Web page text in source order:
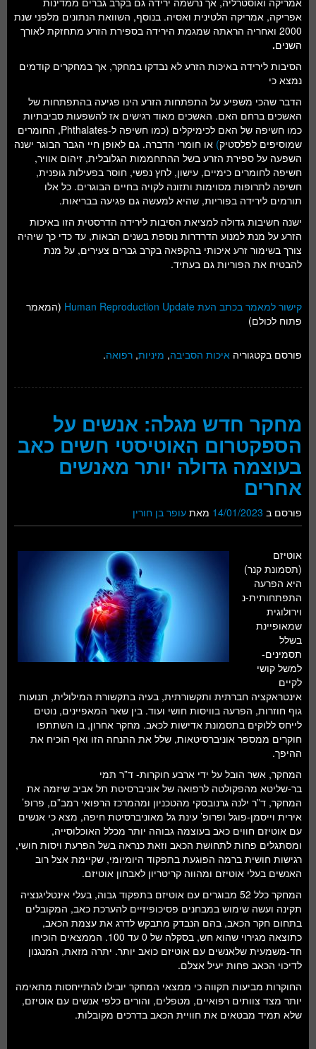
אפריקה, אמריקה הלטינית ואסיה. בנוסף, השוואת הנתונים מלפני שנת
2000 ואחריה הראתה שמגמת הירידה בספירת הזרע מתחזקת לאורך
השנים.
הסיבות לירידה באיכות הזרע לא נבדקו במחקר, אך במחקרים קודמים
נמצא כי
הדבר שהכי משפיע על התפתחות הזרע הינו פגיעה בהתפתחות של
האשכים ברחם האם. האשכים מאוד רגישים אז להשפעות סביבתיות
כמו חשיפה של האם לכימיקלים (כמו חשיפה ל-Phthalates, החומרים
שמוסיפים לפלסטיק) או חומרי הדברה. גם לאופן חיי הגבר הבוגר ישנה
השפעה על ספירת הזרע בשל ההתחממות הגלובלית, זיהום אוויר,
חשיפה לחומרים כימיים, עישון, לחץ נפשי, חוסר בפעילות גופנית,
חשיפה לתרופות מסוימות ותזונה לקויה בחיים הבוגרים. כל אלו
תורמים לירידה בפוריות, שהיא למעשה גם פגיעה בבריאות.
ישנה חשיבות גדולה למציאת הסיבות לירידה הדרסטית הזו באיכות
הזרע על מנת למנוע הדרדרות נוספת בשנים הבאות, עד כדי כך שיהיה
צורך בשימור זרע איכותי בהקפאה בקרב גברים צעירים, על מנת
להבטיח את הפוריות גם בעתיד.
קישור למאמר בכתב העת Human Reproduction Update
(המאמר
פתוח לכולם)
פורסם בקטגוריה איכות הסביבה, מיניות, רפואה.
מחקר חדש מגלה: אנשים על
הספקטרום האוטיסטי חשים כאב
בעוצמה גדולה יותר מאנשים
אחרים
פורסם ב 14/01/2023 מאת עופר בן חורין
אוטיזם
(תסמונת קנר)
היא הפרעה
התפתחותית-נ
וירולוגית
שמאופיינת
בשלל
תסמינים-
למשל קושי
לקיים
אינטראקציה חברתית ותקשורתית, בעיה בתקשורת המילולית, תנועות
גוף חוזרות, הפרעה בוויסות חושי ועוד. בין שאר המאפיינים, נוטים
לייחס ללוקים בתסמונת אדישות לכאב. מחקר אחרון, בו השתתפו
חוקרים ממספר אוניברסיטאות, שלל את ההנחה הזו ואף הוכיח את
ההיפך.
המחקר, אשר הובל על ידי ארבע חוקרות- ד”ר תמי
בר-שליטא מהפקולטה לרפואה של אוניברסיטת תל אביב שיזמה את
המחקר, ד”ר ילנה גרנובסקי מהטכניון ומהמרכז הרפואי רמב”ם, פרופ’
אירית וייסמן-פוגל ופרופ’ עינת גל מאוניברסיטת חיפה, מצא כי אנשים
עם אוטיזם חווים כאב בעוצמה גבוהה יותר מכלל האוכלוסייה,
ומסתגלים פחות לתחושת הכאב וזאת כנראה בשל הפרעת ויסות חושי,
רגישות חושית ברמה הפוגעת בתפקוד היומיומי, שקיימת אצל רוב
האנשים בעלי אוטיזם ומהווה קריטריון לאבחון אוטיזם.
המחקר כלל 52 מבוגרים עם אוטיזם בתפקוד גבוה, בעלי אינטליגנציה
תקינה ועשה שימוש במבחנים פסיכופיזיים להערכת כאב, המקובלים
בתחום חקר הכאב, בהם הנבדק מתבקש לדרג את עצמת הכאב,
כתוצאה מגירוי שהוא חש, בסקלה של 0 עד 100. הממצאים הוכיחו
חד-משמעית שלאנשים עם אוטיזם כואב יותר. יתרה מזאת, המנגנון
לדיכוי הכאב פחות יעיל אצלם.
החוקרות מביעות תקווה כי ממצאי המחקר יובילו להתייחסות מתאימה
יותר מצד צוותים רפואיים, מטפלים, והורים כלפי אנשים עם אוטיזם,
שלא תמיד מבטאים את חוויית הכאב בדרכים מקובלות.